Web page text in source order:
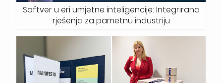
Softver u eri umjetne inteligencije: Integrirana
rješenja za pametnu industriju